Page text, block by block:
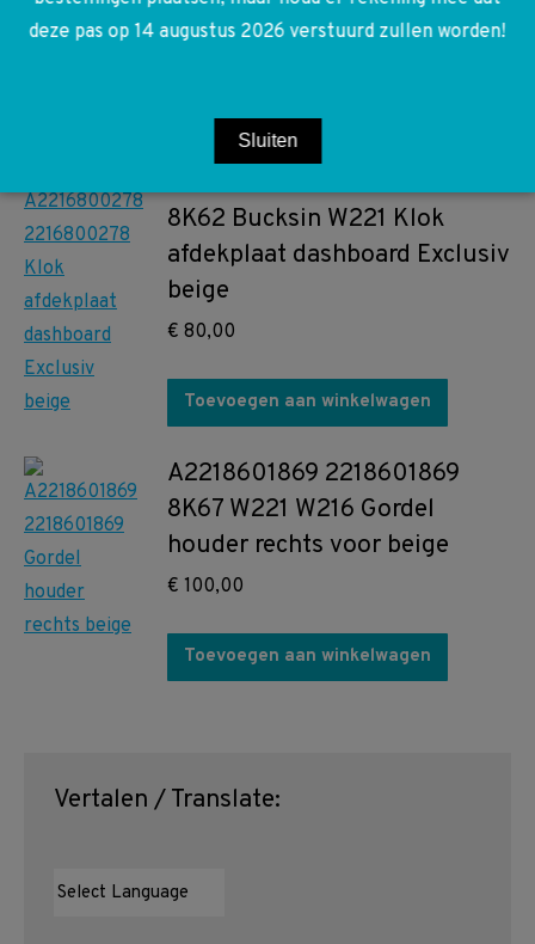
€120,00
8K62 Bucksin W221 Klok
afdekplaat dashboard Exclusiv
beige
€ 80,00
Toevoegen aan winkelwagen
A2218601869 2218601869
8K67 W221 W216 Gordel
houder rechts voor beige
€ 100,00
Toevoegen aan winkelwagen
Vertalen / Translate:
deze pas op 14 augustus 2026 verstuurd zullen worden!
Sluiten